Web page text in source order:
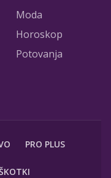
Moda
Horoskop
Potovanja
PRO PLUS